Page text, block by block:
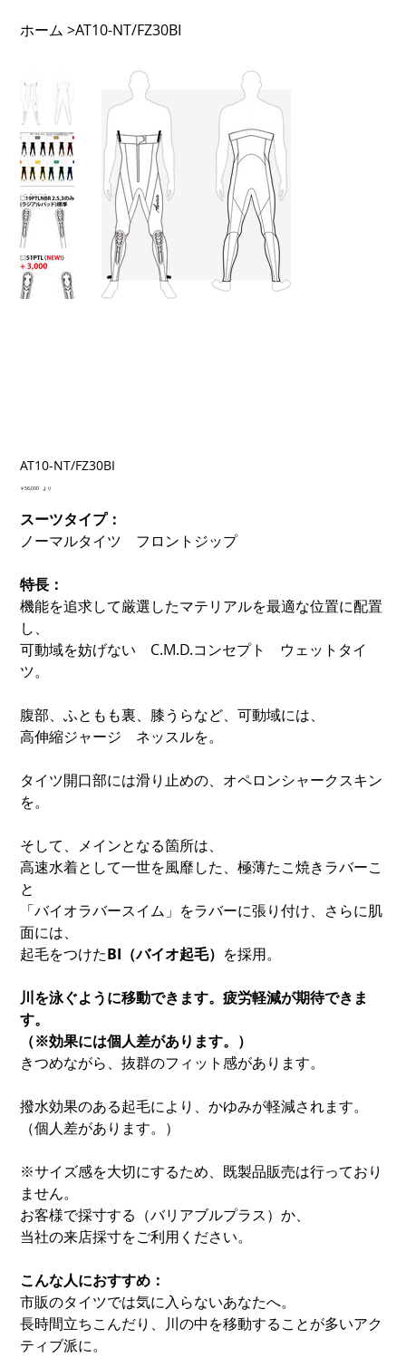
ホーム >AT10-NT/FZ30BI
AT10-NT/FZ30BI
価
￥56,000 より
スーツタイプ：
ノーマルタイツ フロントジップ
特長：
機能を追求して厳選したマテリアルを最適な位置に配置
し、
可動域を妨げない C.M.D.コンセプト ウェットタイ
ツ。
腹部、ふともも裏、膝うらなど、可動域には、
高伸縮ジャージ ネッスルを。
タイツ開口部には滑り止めの、オペロンシャークスキン
を。
そして、メインとなる箇所は、
高速水着として一世を風靡した、極薄たこ焼きラバーこ
と
「バイオラバースイム」をラバーに張り付け、さらに肌
面には、
起毛をつけたBI（バイオ起毛） を採用。
川を泳ぐように移動できます。疲労軽減が期待できま
す。
（※効果には個人差があります。）
きつめながら、抜群のフィット感があります。
撥水効果のある起毛により、かゆみが軽減されます。
（個人差があります。）
※サイズ感を大切にするため、既製品販売は行っており
ません。
お客様で採寸する（バリアブルプラス）か、
当社の来店採寸をご利用ください。
こんな人におすすめ：
市販のタイツでは気に入らないあなたへ。
長時間立ちこんだり、川の中を移動することが多いアク
ティブ派に。